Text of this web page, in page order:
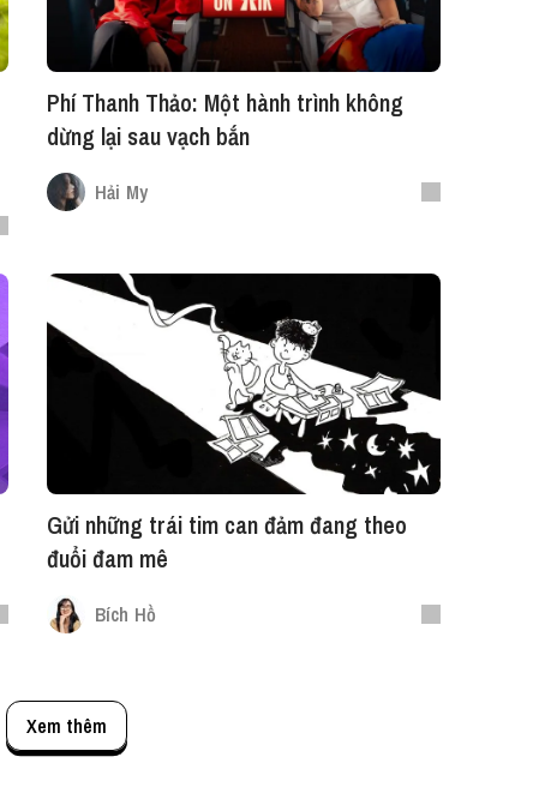
Phí Thanh Thảo: Một hành trình không
dừng lại sau vạch bắn
Hải My
Gửi những trái tim can đảm đang theo
đuổi đam mê
Bích Hồ
Xem thêm